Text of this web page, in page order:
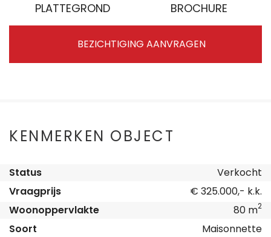
PLATTEGROND BROCHURE
BEZICHTIGING AANVRAGEN
KENMERKEN OBJECT
Status
Verkocht
Vraagprijs
€ 325.000,- k.k.
Woonoppervlakte
80 m2
Soort
Maisonnette